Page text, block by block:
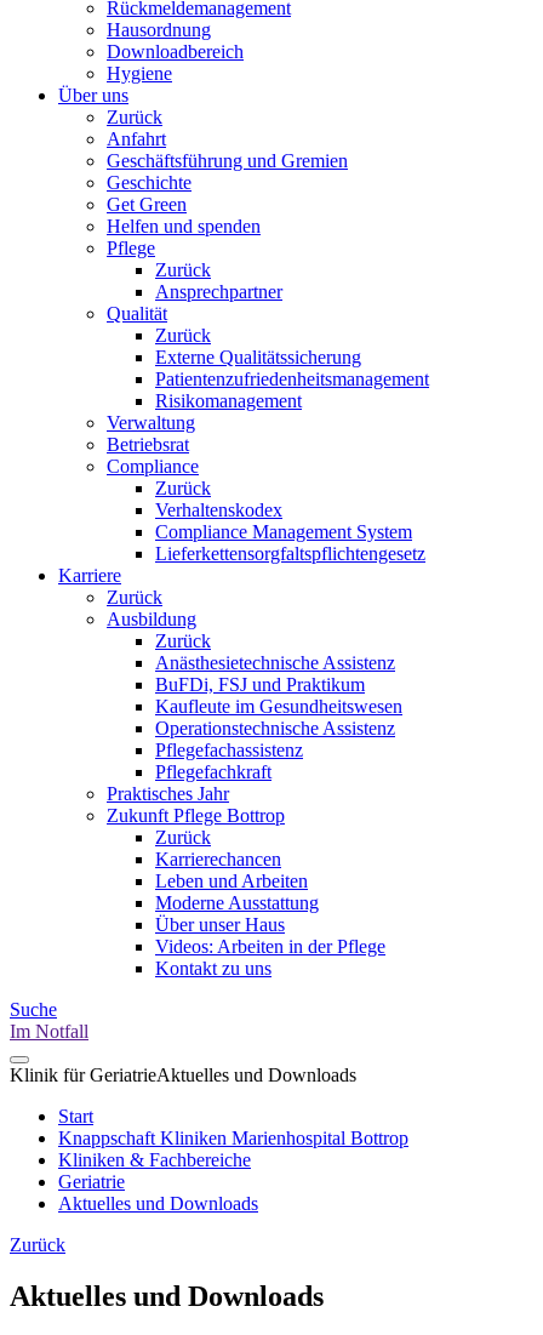
Rückmeldemanagement
Hausordnung
Downloadbereich
Hygiene
Über uns
Zurück
Anfahrt
Geschäftsführung und Gremien
Geschichte
Get Green
Helfen und spenden
Pflege
Zurück
Ansprechpartner
Qualität
Zurück
Externe Qualitätssicherung
Patientenzufriedenheitsmanagement
Risikomanagement
Verwaltung
Betriebsrat
Compliance
Zurück
Verhaltenskodex
Compliance Management System
Lieferkettensorgfaltspflichtengesetz
Karriere
Zurück
Ausbildung
Zurück
Anästhesietechnische Assistenz
BuFDi, FSJ und Praktikum
Kaufleute im Gesundheitswesen
Operationstechnische Assistenz
Pflegefachassistenz
Pflegefachkraft
Praktisches Jahr
Zukunft Pflege Bottrop
Zurück
Karrierechancen
Leben und Arbeiten
Moderne Ausstattung
Über unser Haus
Videos: Arbeiten in der Pflege
Kontakt zu uns
Suche
Im Notfall
Klinik für GeriatrieAktuelles und Downloads
Start
Knappschaft Kliniken Marienhospital Bottrop
Kliniken & Fachbereiche
Geriatrie
Aktuelles und Downloads
Zurück
Aktuelles und Downloads